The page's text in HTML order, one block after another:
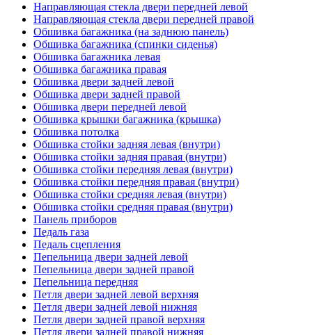
Направляющая стекла двери передней левой
Направляющая стекла двери передней правой
Обшивка багажника (на заднюю панель)
Обшивка багажника (спинки сиденья)
Обшивка багажника левая
Обшивка багажника правая
Обшивка двери задней левой
Обшивка двери задней правой
Обшивка двери передней левой
Обшивка крышки багажника (крышка)
Обшивка потолка
Обшивка стойки задняя левая (внутри)
Обшивка стойки задняя правая (внутри)
Обшивка стойки передняя левая (внутри)
Обшивка стойки передняя правая (внутри)
Обшивка стойки средняя левая (внутри)
Обшивка стойки средняя правая (внутри)
Панель приборов
Педаль газа
Педаль сцепления
Пепельница двери задней левой
Пепельница двери задней правой
Пепельница передняя
Петля двери задней левой верхняя
Петля двери задней левой нижняя
Петля двери задней правой верхняя
Петля двери задней правой нижняя